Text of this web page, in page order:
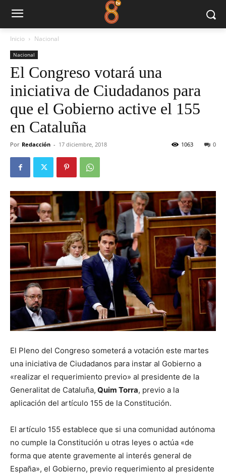
Inicio Nacional
Nacional
El Congreso votará una
iniciativa de Ciudadanos para
que el Gobierno active el 155
en Cataluña
Por Redacción - 17 diciembre, 2018 0
1063
El Pleno del Congreso someterá a votación este martes
una iniciativa de Ciudadanos para instar al Gobierno a
«realizar el requerimiento previo» al presidente de la
Generalitat de Cataluña, Quim Torra, previo a la
aplicación del artículo 155 de la Constitución.
El artículo 155 establece que si una comunidad autónoma
no cumple la Constitución u otras leyes o actúa «de
forma que atente gravemente al interés general de
España», el Gobierno, previo requerimiento al presidente